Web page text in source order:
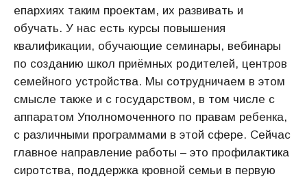
епархиях таким проектам, их развивать и
обучать. У нас есть курсы повышения
квалификации, обучающие семинары, вебинары
по созданию школ приёмных родителей, центров
семейного устройства. Мы сотрудничаем в этом
смысле также и с государством, в том числе с
аппаратом Уполномоченного по правам ребенка,
с различными программами в этой сфере. Сейчас
главное направление работы – это профилактика
сиротства, поддержка кровной семьи в первую